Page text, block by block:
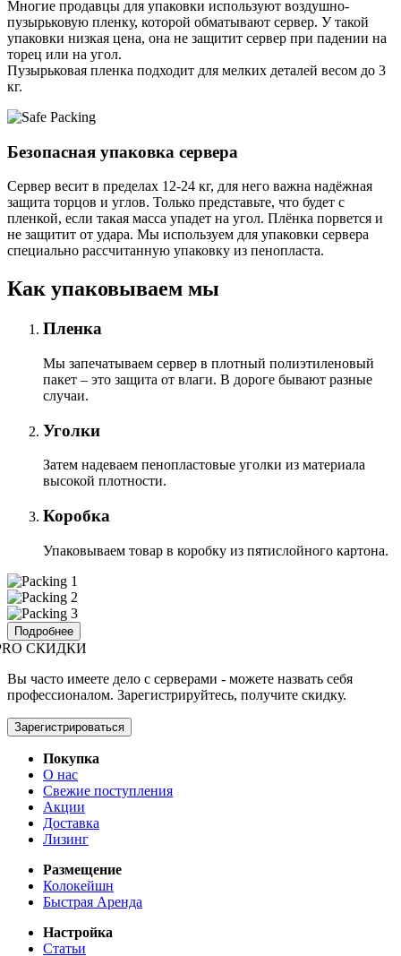
Многие продавцы для упаковки используют воздушно-
пузырьковую пленку, которой обматывают сервер. У такой
упаковки низкая цена, она не защитит сервер при падении на
торец или на угол.
Пузырьковая пленка подходит для мелких деталей весом до 3
кг.
Безопасная упаковка сервера
Сервер весит в пределах 12-24 кг, для него важна надёжная
защита торцов и углов. Только представьте, что будет с
пленкой, если такая масса упадет на угол. Плёнка порвется и
не защитит от удара. Мы используем для упаковки сервера
специально расcчитанную упаковку из пенопласта.
Как упаковываем мы
Пленка
Мы запечатываем сервер в плотный полиэтиленовый
пакет – это защита от влаги. В дороге бывают разные
случаи.
Уголки
Затем надеваем пенопластовые уголки из материала
высокой плотности.
Коробка
Упаковываем товар в коробку из пятислойного картона.
Подробнее
СКИДКИ
Вы часто имеете дело с серверами - можете назвать себя
профессионалом. Зарегистрируйтесь, получите скидку.
Зарегистрироваться
Покупка
О нас
Свежие поступления
Акции
Доставка
Лизинг
Размещение
Колокейшн
Быстрая Аренда
Настройка
Статьи